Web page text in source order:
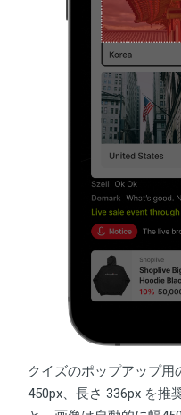
クイズのポップアップ
450px、長さ 336px を推